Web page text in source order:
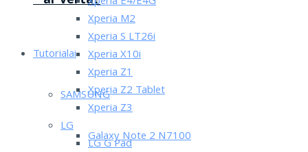
Tutorialai
SAMSUNG
Galaxy Note 2 N7100
Xperia M2
Xperia S LT26i
Xperia X10i
Xperia Z1
Xperia Z2 Tablet
Xperia Z3
LG
LG G Pad